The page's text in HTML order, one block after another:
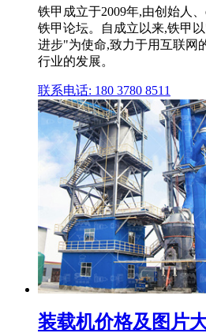
铁甲成立于2009年,由创始人
铁甲论坛。自成立以来,铁甲
进步"为使命,致力于用互联网
行业的发展。
联系电话: 180 3780 8511
装载机价格及图片